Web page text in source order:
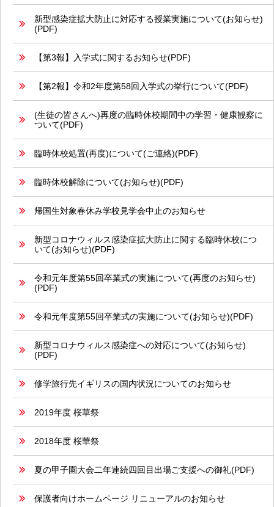
新型感染症拡大防止に対応する授業実施について(お知らせ)
(PDF)
【第3報】入学式に関するお知らせ(PDF)
【第2報】令和2年度第58回入学式の挙行について(PDF)
(生徒の皆さんへ)再度の臨時休校期間中の学習・健康観察に
ついて(PDF)
臨時休校処置(再度)について(ご連絡)(PDF)
臨時休校解除について(お知らせ)(PDF)
帰国生対象春休み学校見学会中止のお知らせ
新型コロナウィルス感染症拡大防止に関する臨時休校につ
いて(お知らせ)(PDF)
令和元年度第55回卒業式の実施について(再度のお知らせ)
(PDF)
令和元年度第55回卒業式の実施について(お知らせ)(PDF)
新型コロナウィルス感染症への対応について(お知らせ)
(PDF)
修学旅行先イギリスの国内状況についてのお知らせ
2019年度 桜華祭
2018年度 桜華祭
夏の甲子園大会二年連続四回目出場ご支援への御礼(PDF)
保護者向けホームページ リニューアルのお知らせ